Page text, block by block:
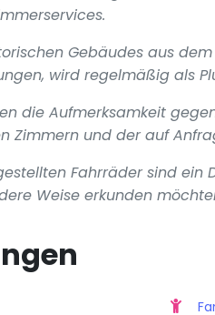
Gebäudes aus
wird regelmäßig als
die Aufmerksamkeit
Zimmern und der auf
Fahrräder sind ein
Weise erkunden